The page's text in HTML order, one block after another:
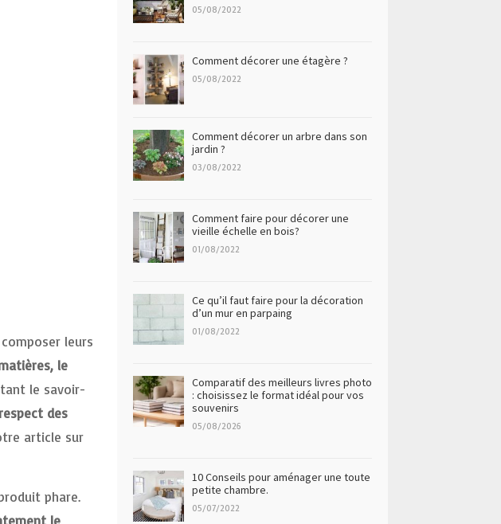
leurs
le
le savoir-
des
article sur
phare.
le
05/08/2022
Comment décorer une étagère ?
05/08/2022
Comment décorer un arbre dans son
jardin ?
03/08/2022
Comment faire pour décorer une
vieille échelle en bois?
01/08/2022
Ce qu’il faut faire pour la décoration
d’un mur en parpaing
01/08/2022
Comparatif des meilleurs livres photo
: choisissez le format idéal pour vos
souvenirs
05/08/2026
10 Conseils pour aménager une toute
petite chambre.
05/07/2022